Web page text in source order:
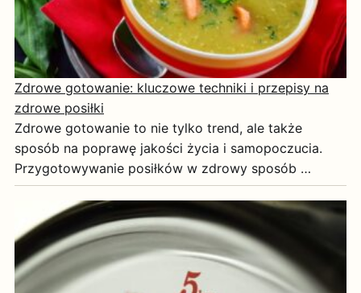
Zdrowe gotowanie: kluczowe techniki i przepisy na
zdrowe posiłki
Zdrowe gotowanie to nie tylko trend, ale także
sposób na poprawę jakości życia i samopoczucia.
Przygotowywanie posiłków w zdrowy sposób …